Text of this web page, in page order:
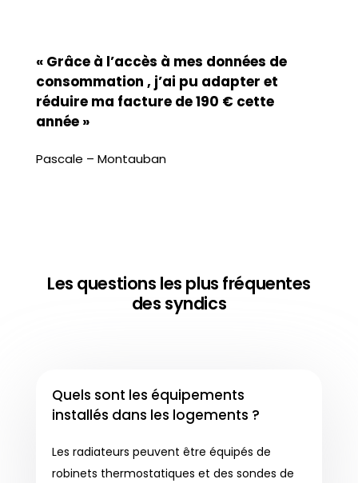
« Grâce à l’accès à mes données de
consommation , j’ai pu adapter et
réduire ma facture de 190 € cette
année »
Pascale – Montauban
Les questions les plus fréquentes
des syndics
Quels sont les équipements
installés dans les logements ?
Les radiateurs peuvent être équipés de
robinets thermostatiques et des sondes de